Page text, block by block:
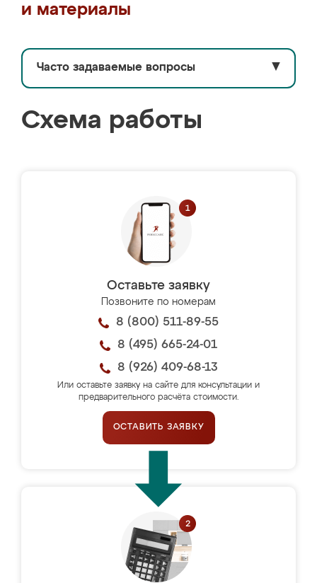
и материалы
Часто задаваемые вопросы ▼
Схема работы
Оставьте заявку
Позвоните по номерам
8 (800) 511-89-55
8 (495) 665-24-01
8 (926) 409-68-13
Или оставьте заявку на сайте для консультации и
предварительного расчёта стоимости.
ОСТАВИТЬ ЗАЯВКУ